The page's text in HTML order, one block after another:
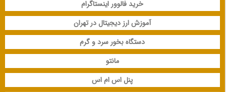
خرید فالوور اینستاگرام
آموزش ارز دیجیتال در تهران
دستگاه بخور سرد و گرم
مانتو
پنل اس ام اس